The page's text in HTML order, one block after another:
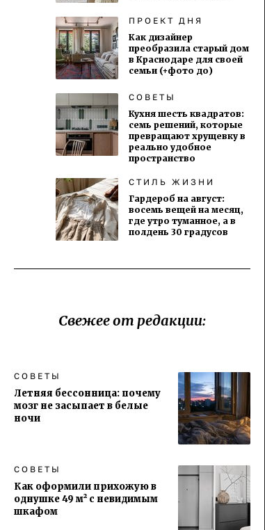
ПРОЕКТ ДНЯ
Как дизайнер
преобразила старый дом
в Краснодаре для своей
семьи (+фото до)
СОВЕТЫ
Кухня шесть квадратов:
семь решений, которые
превращают хрущевку в
реально удобное
пространство
СТИЛЬ ЖИЗНИ
Гардероб на август:
восемь вещей на месяц,
где утро туманное, а в
полдень 30 градусов
Свежее от редакции:
СОВЕТЫ
Летняя бессонница: почему
мозг не засыпает в белые
ночи
СОВЕТЫ
Как оформили прихожую в
однушке 49 м² с невидимым
шкафом